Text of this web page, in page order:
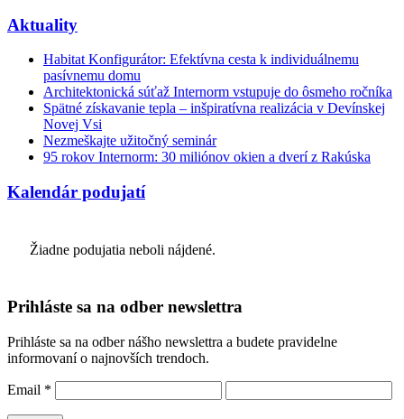
Aktuality
Habitat Konfigurátor: Efektívna cesta k individuálnemu
pasívnemu domu
Architektonická súťaž Internorm vstupuje do ôsmeho ročníka
Spätné získavanie tepla – inšpiratívna realizácia v Devínskej
Novej Vsi
Nezmeškajte užitočný seminár
95 rokov Internorm: 30 miliónov okien a dverí z Rakúska
Kalendár podujatí
Žiadne podujatia neboli nájdené.
Prihláste sa na odber newslettra
Prihláste sa na odber nášho newslettra a budete pravidelne
informovaní o najnovších trendoch.
Email *